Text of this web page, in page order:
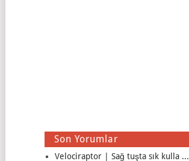
Son Yorumlar
Velociraptor | Sağ tuşta sık kulla ...